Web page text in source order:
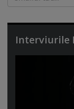
Interviurile